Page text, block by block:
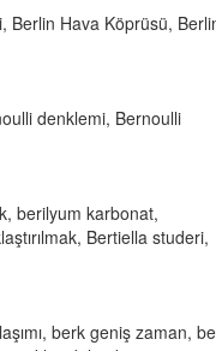
Berlin Hava Köprüsü,
denklemi, Bernoulli
berilyum karbonat,
Bertiella studeri,
berk geniş zaman,